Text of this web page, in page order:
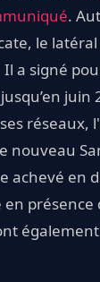
.
le
a signé
juin
réseaux,
nouveau
achevé en
présence